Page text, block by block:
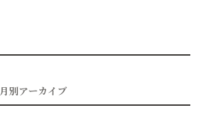
月別アーカイブ